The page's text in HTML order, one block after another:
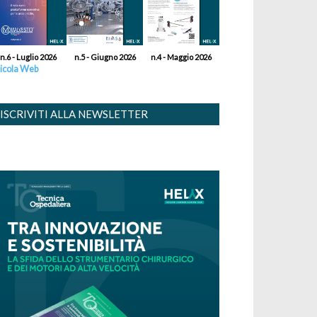
n.6 - Luglio 2026 n.5 - Giugno 2026 n.4 - Maggio 2026
Web
ISCRIVITI ALLA NEWSLETTER